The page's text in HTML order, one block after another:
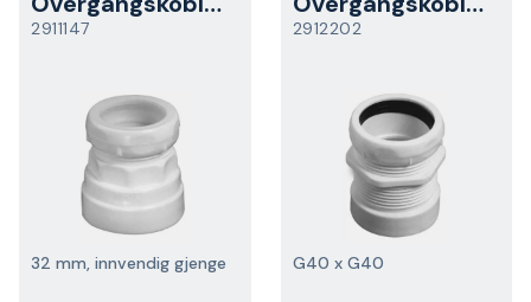
2911147
32 mm, innvendig gjenge
2912202
G40 x G40